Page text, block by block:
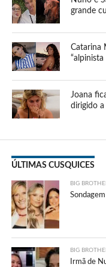
grande
Catarina
Joana
dirigido a
ÚLTIMAS CUSQUICES
BIG
BIG
Irmã de